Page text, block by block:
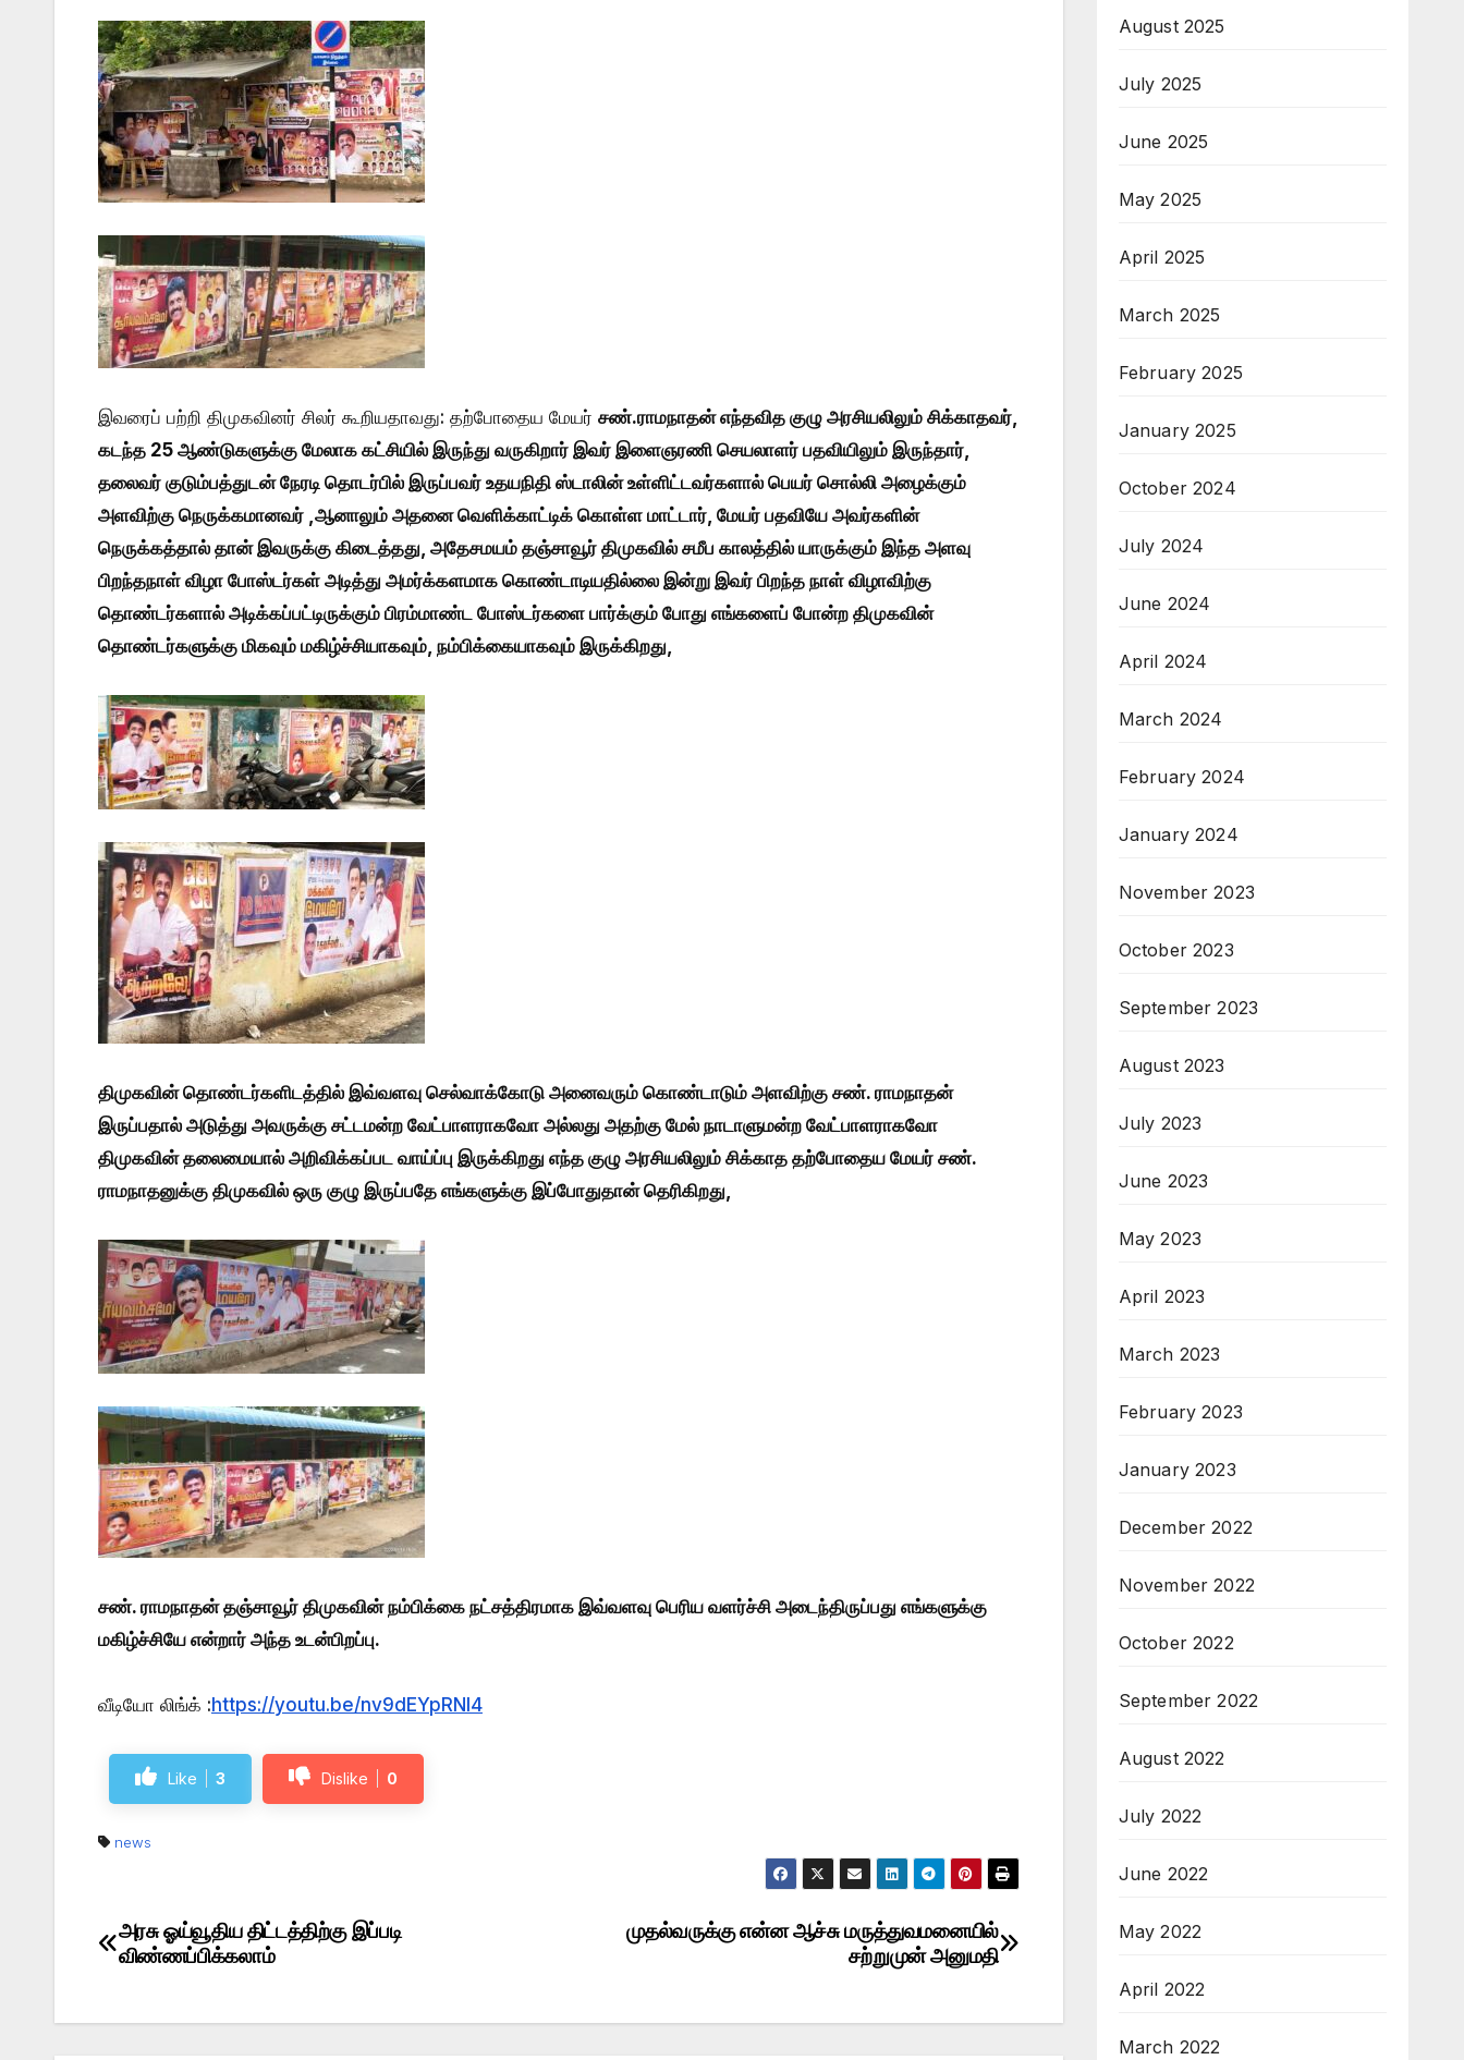
இவரைப் பற்றி திமுகவினர் சிலர் கூறியதாவது: தற்போதைய மேயர் சண்.ராமநாதன் எந்தவித குழு அரசியலிலும் சிக்காதவர்,
கடந்த 25 ஆண்டுகளுக்கு மேலாக கட்சியில் இருந்து வருகிறார் இவர் இளைஞரணி செயலாளர் பதவியிலும் இருந்தார்,
தலைவர் குடும்பத்துடன் நேரடி தொடர்பில் இருப்பவர் உதயநிதி ஸ்டாலின் உள்ளிட்டவர்களால் பெயர் சொல்லி அழைக்கும்
அளவிற்கு நெருக்கமானவர் ,ஆனாலும் அதனை வெளிக்காட்டிக் கொள்ள மாட்டார், மேயர் பதவியே அவர்களின்
நெருக்கத்தால் தான் இவருக்கு கிடைத்தது, அதேசமயம் தஞ்சாவூர் திமுகவில் சமீப காலத்தில் யாருக்கும் இந்த அளவு
பிறந்தநாள் விழா போஸ்டர்கள் அடித்து அமர்க்களமாக கொண்டாடியதில்லை இன்று இவர் பிறந்த நாள் விழாவிற்கு
தொண்டர்களால் அடிக்கப்பட்டிருக்கும் பிரம்மாண்ட போஸ்டர்களை பார்க்கும் போது எங்களைப் போன்ற திமுகவின்
தொண்டர்களுக்கு மிகவும் மகிழ்ச்சியாகவும், நம்பிக்கையாகவும் இருக்கிறது,
திமுகவின் தொண்டர்களிடத்தில் இவ்வளவு செல்வாக்கோடு அனைவரும் கொண்டாடும் அளவிற்கு சண். ராமநாதன்
இருப்பதால் அடுத்து அவருக்கு சட்டமன்ற வேட்பாளராகவோ அல்லது அதற்கு மேல் நாடாளுமன்ற வேட்பாளராகவோ
திமுகவின் தலைமையால் அறிவிக்கப்பட வாய்ப்பு இருக்கிறது எந்த குழு அரசியலிலும் சிக்காத தற்போதைய மேயர் சண்.
ராமநாதனுக்கு திமுகவில் ஒரு குழு இருப்பதே எங்களுக்கு இப்போதுதான் தெரிகிறது,
சண். ராமநாதன் தஞ்சாவூர் திமுகவின் நம்பிக்கை நட்சத்திரமாக இவ்வளவு பெரிய வளர்ச்சி அடைந்திருப்பது எங்களுக்கு
மகிழ்ச்சியே என்றார் அந்த உடன்பிறப்பு.
வீடியோ லிங்க் :https://youtu.be/nv9dEYpRNl4
Like 3 Dislike 0
news
Post
முதல்வருக்கு என்ன ஆச்சு மருத்துவமனையில்
சற்றுமுன் அனுமதி
அரசு ஓய்வூதிய திட்டத்திற்கு இப்படி
விண்ணப்பிக்கலாம்
August 2025
July 2025
June 2025
May 2025
April 2025
March 2025
February 2025
January 2025
October 2024
July 2024
June 2024
April 2024
March 2024
February 2024
January 2024
November 2023
October 2023
September 2023
August 2023
July 2023
June 2023
May 2023
April 2023
March 2023
February 2023
January 2023
December 2022
November 2022
October 2022
September 2022
August 2022
July 2022
June 2022
May 2022
April 2022
March 2022